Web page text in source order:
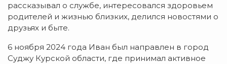
рассказывал о службе, интересовался здоровьем
родителей и жизнью близких, делился новостями о
друзьях и быте.
6 ноября 2024 года Иван был направлен в город
Суджу Курской области, где принимал активное